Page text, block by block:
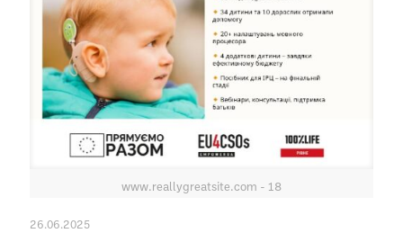
www.reallygreatsite.com - 18
26.06.2025